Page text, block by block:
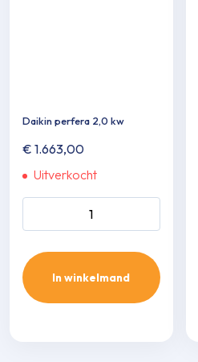
Daikin perfera 2,0 kw
€ 1.663,00
Uitverkocht
In winkelmand